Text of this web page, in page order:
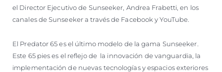
el Director Ejecutivo de Sunseeker, Andrea Frabetti, en los
canales de Sunseeker a través de Facebook y YouTube.
El Predator 65 es el último modelo de la gama Sunseeker.
Este 65 pies es el reflejo de la innovación de vanguardia, la
implementación de nuevas tecnologías y espacios exteriores